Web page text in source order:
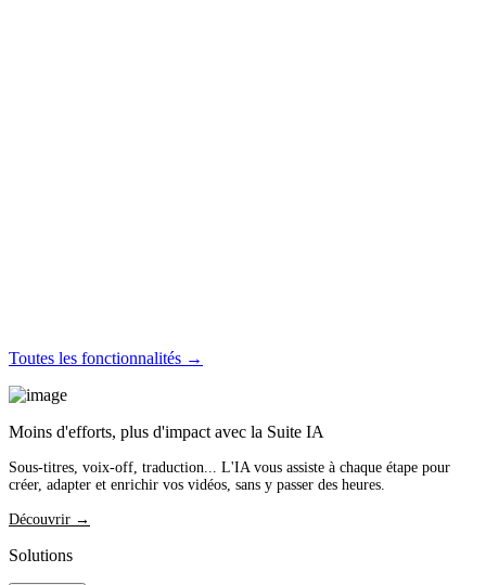
Toutes les fonctionnalités →
Moins d'efforts, plus d'impact avec la Suite IA
Sous-titres, voix-off, traduction... L'IA vous assiste à chaque étape pour
créer, adapter et enrichir vos vidéos, sans y passer des heures.
Découvrir →
Solutions